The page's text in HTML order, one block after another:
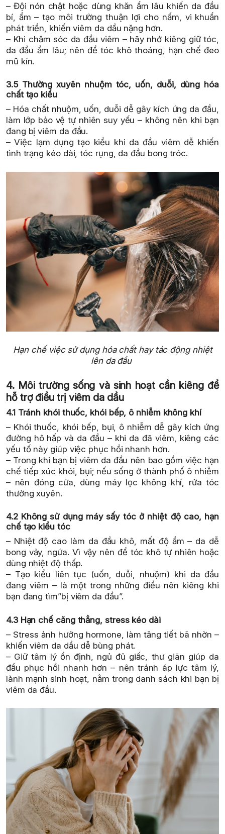
– Đội nón chật hoặc dùng khăn ẩm lâu khiến da đầu
bí, ẩm – tạo môi trường thuận lợi cho nấm, vi khuẩn
phát triển, khiến viêm da dầu nặng hơn.
– Khi chăm sóc da đầu viêm – hãy nhớ kiêng giữ tóc,
da đầu ẩm lâu; nên để tóc khô thoáng, hạn chế đeo
mũ kín.
3.5 Thường xuyên nhuộm tóc, uốn, duỗi, dùng hóa
chất tạo kiểu
– Hóa chất nhuộm, uốn, duỗi dễ gây kích ứng da đầu,
làm lớp bảo vệ tự nhiên suy yếu – không nên khi bạn
đang bị viêm da đầu.
– Việc lạm dụng tạo kiểu khi da đầu viêm dễ khiến
tình trạng kéo dài, tóc rụng, da đầu bong tróc.
Hạn chế việc sử dụng hóa chất hay tác động nhiệt
lên da đầu
4. Môi trường sống và sinh hoạt cần kiêng để
hỗ trợ điều trị viêm da dầu
4.1 Tránh khói thuốc, khói bếp, ô nhiễm không khí
– Khói thuốc, khói bếp, bụi, ô nhiễm dễ gây kích ứng
đường hô hấp và da đầu – khi da đã viêm, kiêng các
yếu tố này giúp việc phục hồi nhanh hơn.
– Trong khi bạn bị viêm da đầu nên bao gồm việc hạn
chế tiếp xúc khói, bụi; nếu sống ở thành phố ô nhiễm
– nên đóng cửa, dùng máy lọc không khí, rửa tóc
thường xuyên.
4.2 Không sử dụng máy sấy tóc ở nhiệt độ cao, hạn
chế tạo kiểu tóc
– Nhiệt độ cao làm da đầu khô, mất độ ẩm – da dễ
bong vảy, ngứa. Vì vậy nên để tóc khô tự nhiên hoặc
dùng nhiệt độ thấp.
– Tạo kiểu liên tục (uốn, duỗi, nhuộm) khi da đầu
đang viêm – là một trong những điều nên kiêng khi
bạn đang tìm”bị viêm da đầu”.
4.3 Hạn chế căng thẳng, stress kéo dài
– Stress ảnh hưởng hormone, làm tăng tiết bã nhờn –
khiến viêm da dầu dễ bùng phát.
– Giữ tâm lý ổn định, ngủ đủ giấc, thư giãn giúp da
đầu phục hồi nhanh hơn – nên tránh áp lực tâm lý,
lành mạnh sinh hoạt, nằm trong danh sách khi bạn bị
viêm da đầu.